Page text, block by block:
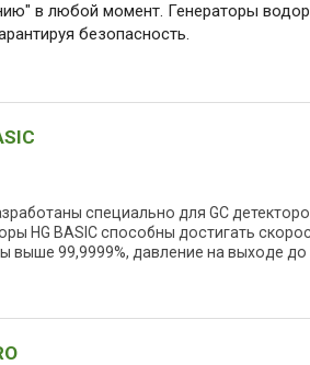
в любой момент. Генераторы
безопасность.
специально для GC
HG BASIC способны достигать
99,9999%, давление на выходе до